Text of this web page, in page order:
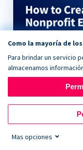
How to Create
Como la mayoría de
Para brindar un servicio
almacenamos
Mas opciones